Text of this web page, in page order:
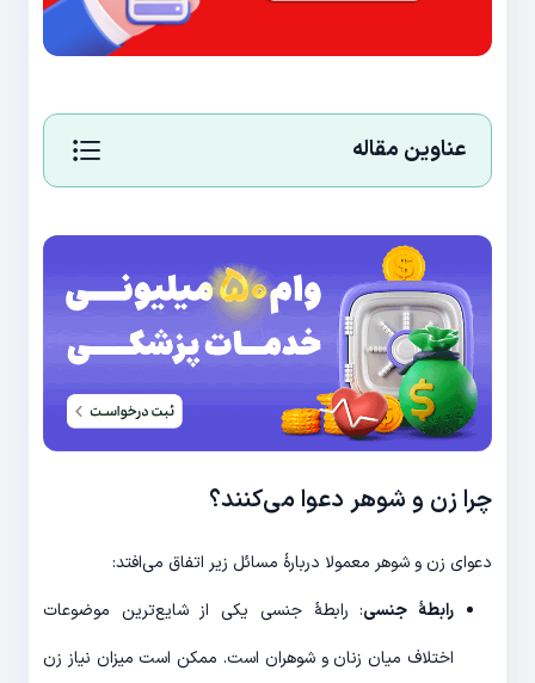
عناوین مقاله
چرا زن و شوهر دعوا می‌کنند؟
دعوای زن و شوهر معمولا دربارۀ مسائل زیر اتفاق می‌افتد:
رابطۀ جنسی: رابطۀ جنسی یکی از شایع‌ترین موضوعات
اختلاف میان زنان و شوهران است. ممکن است میزان نیاز زن